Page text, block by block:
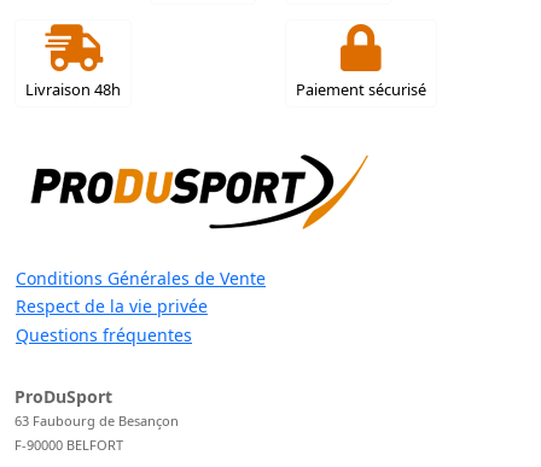
Livraison 48h Paiement sécurisé
Conditions Générales de Vente
Respect de la vie privée
Questions fréquentes
ProDuSport
63 Faubourg de Besançon
F-90000 BELFORT